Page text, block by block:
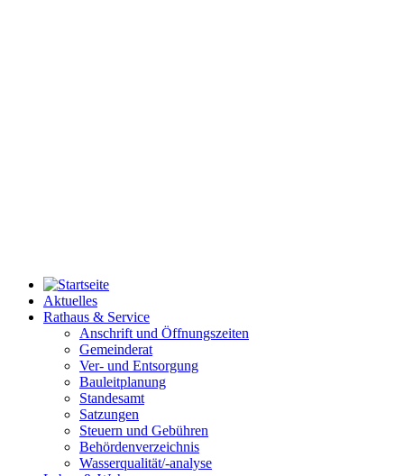
Aktuelles
Rathaus & Service
Anschrift und Öffnungszeiten
Gemeinderat
Ver- und Entsorgung
Bauleitplanung
Standesamt
Satzungen
Steuern und Gebühren
Behördenverzeichnis
Wasserqualität/-analyse